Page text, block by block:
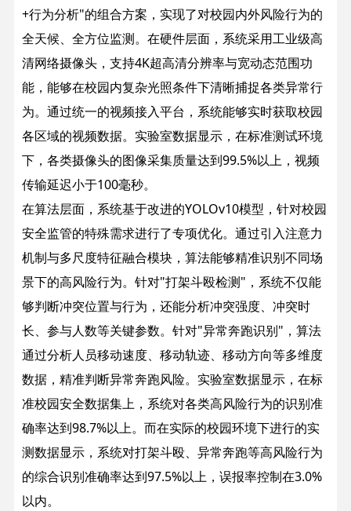
+行为分析"的组合方案，实现了对校园内外风险行为的
全天候、全方位监测。 在硬件层面，系统采用工业级高
清网络摄像头，支持4K超高清分辨率与宽动态范围功
能，能够在校园内复杂光照条件下清晰捕捉各类异常行
为。通过统一的视频接入平台，系统能够实时获取校园
各区域的视频数据。实验室数据显示，在标准测试环境
下，各类摄像头的图像采集质量达到99.5%以上，视频
传输延迟小于100毫秒。
在算法层面，系统基于改进的YOLOv10模型，针对校园
安全监管的特殊需求进行了专项优化。通过引入注意力
机制与多尺度特征融合模块，算法能够精准识别不同场
景下的高风险行为。针对"打架斗殴检测"，系统不仅能
够判断冲突位置与行为，还能分析冲突强度、冲突时
长、参与人数等关键参数。针对"异常奔跑识别"，算法
通过分析人员移动速度、移动轨迹、移动方向等多维度
数据，精准判断异常奔跑风险。 实验室数据显示，在标
准校园安全数据集上，系统对各类高风险行为的识别准
确率达到98.7%以上。而在实际的校园环境下进行的实
测数据显示，系统对打架斗殴、异常奔跑等高风险行为
的综合识别准确率达到97.5%以上，误报率控制在3.0%
以内。